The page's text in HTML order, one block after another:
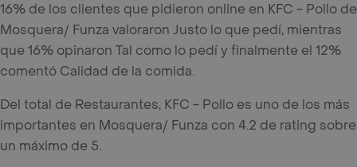
16% de los clientes que pidieron online en KFC - Pollo de
Mosquera/ Funza valoraron Justo lo que pedí, mientras
que 16% opinaron Tal como lo pedí y finalmente el 12%
comentó Calidad de la comida.
Del total de Restaurantes, KFC - Pollo es uno de los más
importantes en Mosquera/ Funza con 4.2 de rating sobre
un máximo de 5.